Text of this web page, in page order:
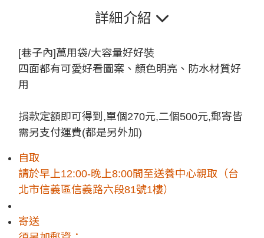
詳細介紹
[巷子內]萬用袋/大容量好好裝
四面都有可愛好看圖案、顏色明亮、防水材質好
用
捐款定額即可得到,單個270元,二個500元,郵寄皆
需另支付運費(都是另外加)
自取
請於早上12:00-晚上8:00間至送養中心親取（台
北市信義區信義路六段81號1樓）
寄送